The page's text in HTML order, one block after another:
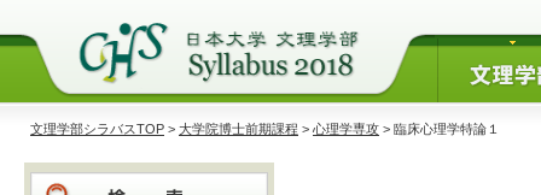
文理学部シラバスTOP > 大学院博士前期課程 > 心理学専攻 > 臨床心理学特論１